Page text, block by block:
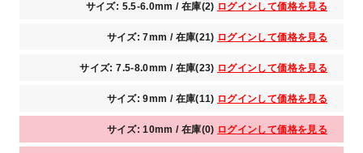
サイズ: 5.5-6.0mm / 在庫(2) ログインして価格を見る
サイズ: 7mm / 在庫(21) ログインして価格を見る
サイズ: 7.5-8.0mm / 在庫(23) ログインして価格を見る
サイズ: 9mm / 在庫(11) ログインして価格を見る
サイズ: 10mm / 在庫(0) ログインして価格を見る